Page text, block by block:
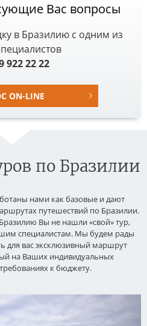
Вас вопросы
в Бразилию с одним из
922 22 22
ON-LINE
по Бразилии
нами как базовые и дают
путешествий по Бразилии.
Вы не нашли «свой» тур,
специалистам. Мы будем рады
для вас эксклюзивный маршрут
на Ваших индивидуальных
к бюджету.